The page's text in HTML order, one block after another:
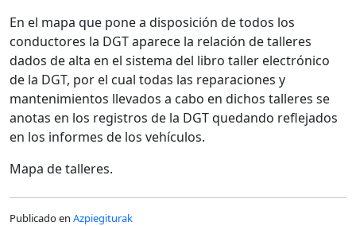
En el mapa que pone a disposición de todos los
conductores la DGT aparece la relación de talleres
dados de alta en el sistema del libro taller electrónico
de la DGT, por el cual todas las reparaciones y
mantenimientos llevados a cabo en dichos talleres se
anotas en los registros de la DGT quedando reflejados
en los informes de los vehículos.
Mapa de talleres.
Publicado en Azpiegiturak